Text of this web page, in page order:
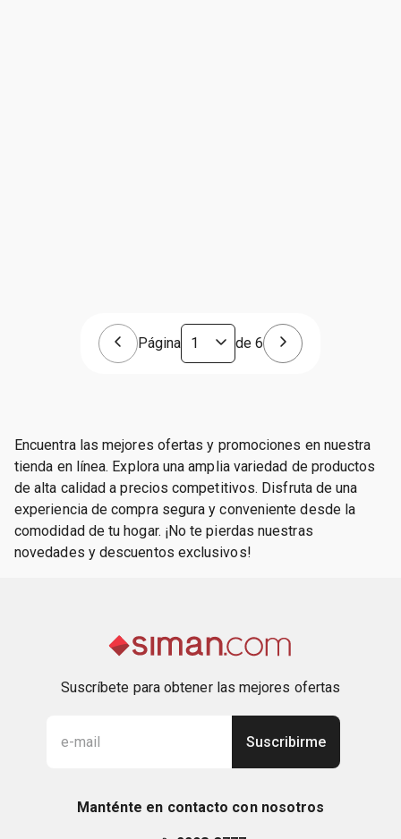
Página de 6
Encuentra las mejores ofertas y promociones en nuestra
tienda en línea. Explora una amplia variedad de productos
de alta calidad a precios competitivos. Disfruta de una
experiencia de compra segura y conveniente desde la
comodidad de tu hogar. ¡No te pierdas nuestras
novedades y descuentos exclusivos!
Suscríbete para obtener las mejores ofertas
Suscribirme
Manténte en contacto con nosotros